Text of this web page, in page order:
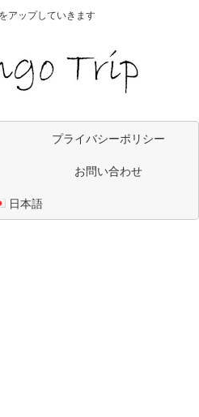
アップしていきます
プライバシーポリシー
お問い合わせ
日本語